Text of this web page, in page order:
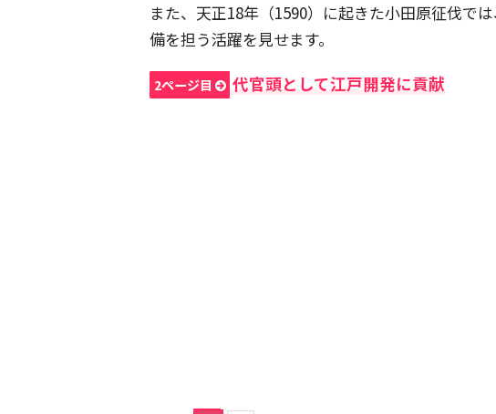
また、天正18年（1590）に起きた小田原征伐で
備を担う活躍を見せます。
2ページ目 代官頭として江戸開発に貢献